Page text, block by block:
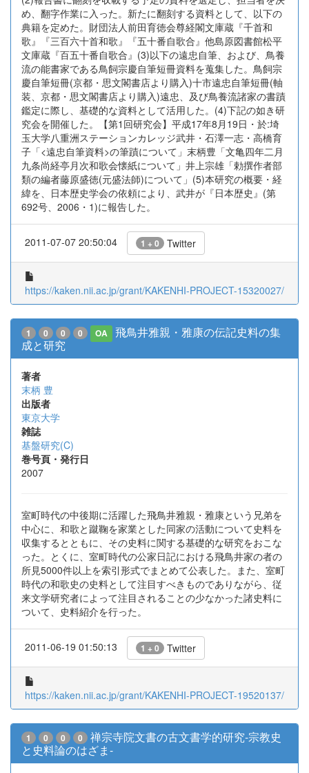
め、翻字作業に入った。新たに翻刻する資料として、以下の
典籍を定めた。財団法人前田育徳会尊経閣文庫蔵『千首和
歌』『三百六十首和歌』『五十番自歌合』他島原図書館松平
文庫蔵『百五十番自歌合』(3)以下の遠忠自筆、および、鳥養
流の能書家である鳥飼宗慶自筆短冊資料を蒐集した。鳥飼宗
慶自筆短冊(京都・思文閣書店より購入)十市遠忠自筆短冊(軸
装、京都・思文閣書店より購入)遠忠、及び鳥養流諸家の書蹟
鑑定に際し、基礎的な資料として活用した。(4)下記の如き研
究会を開催した。【第1回研究会】平成17年8月19日・於:埼
玉大学八重洲ステーションカレッジ武井・石澤一志・高橋育
子「<遠忠自筆資料>の筆蹟について」末柄豊「文亀四年二月
九条尚経亭月次和歌会懐紙について」井上宗雄「勅撰作者部
類の編者藤原盛徳(元盛法師)について」(5)本研究の概要・経
緯を、日本歴史学会の依頼により、武井が『日本歴史』(第
692号、2006・1)に報告した。
2011-07-07 20:50:04 1 + 0 Twitter
https://kaken.nii.ac.jp/grant/KAKENHI-PROJECT-15320027/
1 0 0 0 OA
飛鳥井雅親・雅康の伝記史料の集
成と研究
著者
末柄 豊
出版者
東京大学
雑誌
基盤研究(C)
巻号頁・発行日
2007
室町時代の中後期に活躍した飛鳥井雅親・雅康という兄弟を
中心に、和歌と蹴鞠を家業とした同家の活動について史料を
収集するとともに、その史料に関する基礎的な研究をおこな
った。とくに、室町時代の公家日記における飛鳥井家の者の
所見5000件以上を索引形式でまとめて公表した。また、室町
時代の和歌史の史料として注目すべきものでありながら、従
来文学研究者によって注目されることの少なかった諸史料に
ついて、史料紹介を行った。
2011-06-19 01:50:13 1 + 0 Twitter
https://kaken.nii.ac.jp/grant/KAKENHI-PROJECT-19520137/
1 0 0 0
禅宗寺院文書の古文書学的研究-宗教史
と史料論のはざま-